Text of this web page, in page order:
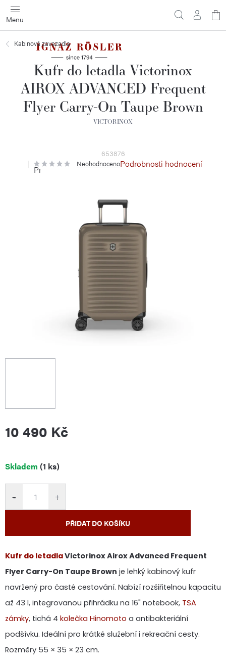
Přejít
na
obsah
Kabinová zavazadla
Kufr do letadla Victorinox
AIROX ADVANCED Frequent
Flyer Carry-On Taupe Brown
VICTORINOX
653876
Průměrné
hodnocení
NeohodnocenoPodrobnosti hodnocení
10 490 Kč
Měrná
Skladem (1 ks)
+
−
PŘIDAT DO KOŠÍKU
Kufr do letadlaVictorinox Airox Advanced Frequent
Flyer Carry-On Taupe Brown je lehký kabinový kufr
navržený pro časté cestování. Nabízí rozšiřitelnou kapacitu
až 43 l, integrovanou přihrádku na 16" notebook, TSA
zámky, tichá 4 kolečka Hinomoto a antibakteriální
podšívku. Ideální pro krátké služební i rekreační cesty.
Rozměry 55 × 35 × 23 cm.